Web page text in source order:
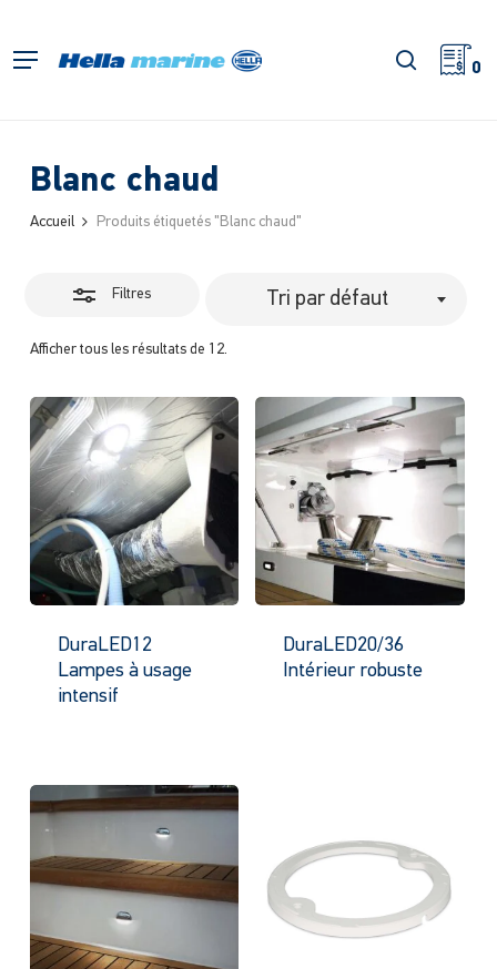
l'accueil
Menu 0
Blanc chaud
Accueil Produits étiquetés "Blanc chaud"
Filtres
Afficher tous les résultats de 12.
Tri par défaut
Fermer
les
DuraLED12
Lampes à usage
intensif
DuraLED20/36
Intérieur robuste